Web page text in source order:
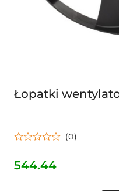
Łopatki
(0)
Cena:
544.44